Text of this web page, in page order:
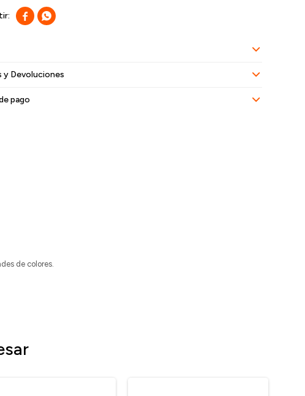
 
y Devoluciones
pago
de colores.